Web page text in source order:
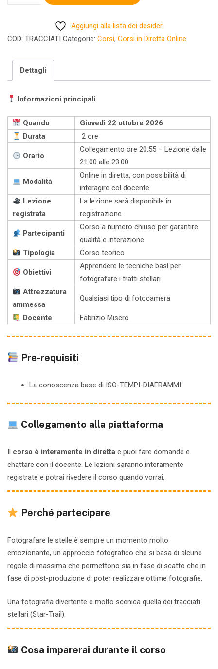
Giovedì
ottobre
quantità
Aggiungi alla lista dei desideri
COD: TRACCIATI Categorie: Corsi, Corsi in Diretta Online
Dettagli
Informazioni principali
Quando
Giovedì 22 ottobre 2026
Durata
2 ore
Orario
Collegamento ore 20:55 – Lezione dalle
21:00 alle 23:00
Modalità
Online in diretta, con possibilità di
interagire col docente
Lezione
registrata
La lezione sarà disponibile in
registrazione
Partecipanti
Corso a numero chiuso per garantire
qualità e interazione
Tipologia
Corso teorico
Obiettivi
Apprendere le tecniche basi per
fotografare i tratti stellari
Attrezzatura
ammessa
Qualsiasi tipo di fotocamera
Docente Fabrizio Misero
Pre-requisiti
La conoscenza base di ISO-TEMPI-DIAFRAMMI.
Collegamento alla piattaforma
Il corso è interamente in diretta e puoi fare domande e
chattare con il docente. Le lezioni saranno interamente
registrate e potrai rivedere il corso quando vorrai.
Perché partecipare
Fotografare le stelle è sempre un momento molto
emozionante, un approccio fotografico che si basa di alcune
regole di massima che permettono sia in fase di scatto che in
fase di post-produzione di poter realizzare ottime fotografie.
Una fotografia divertente e molto scenica quella dei tracciati
stellari (Star-Trail).
Cosa imparerai durante il corso